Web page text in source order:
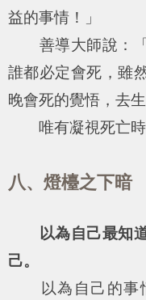
益的事情！」
善導大師說：
誰都必定會死，雖
晚會死的覺悟，去生
唯有凝視死亡時
八、燈檯之下暗
以為自己最知
己。
以為自己的事情